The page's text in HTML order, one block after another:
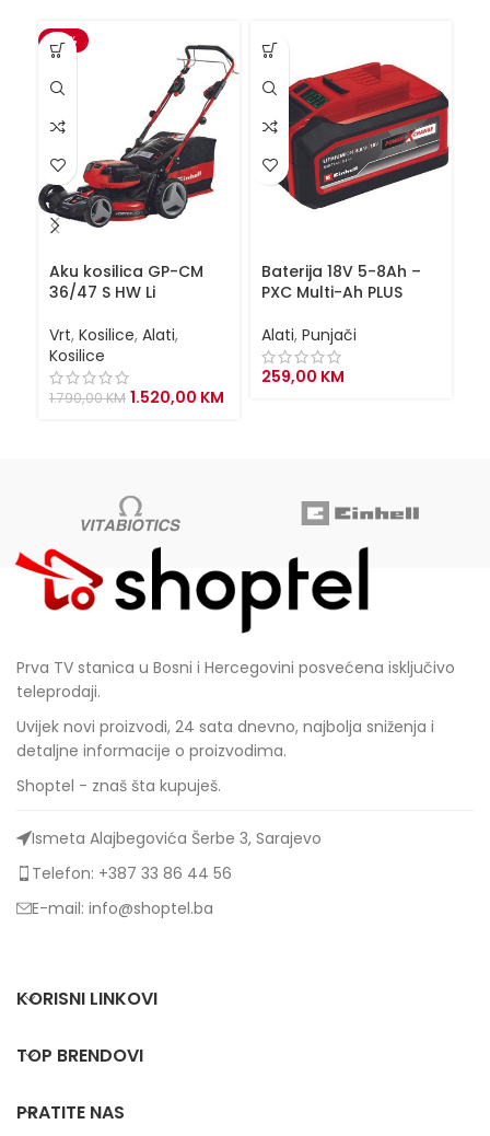
-15%
Aku kosilica GP-CM
36/47 S HW Li
Vrt, Kosilice, Alati,
Kosilice
1.790,00KM Original
1.520,00 KM
Baterija 18V 5-8Ah –
PXC Multi-Ah PLUS
Alati, Punjači
259,00 KM
Prva TV stanica u Bosni i Hercegovini posvećena isključivo
teleprodaji.
Uvijek novi proizvodi, 24 sata dnevno, najbolja sniženja i
detaljne informacije o proizvodima.
Shoptel - znaš šta kupuješ.
Ismeta Alajbegovića Šerbe 3, Sarajevo
Telefon: +387 33 86 44 56
E-mail: info@shoptel.ba
KORISNI LINKOVI
TOP BRENDOVI
PRATITE NAS